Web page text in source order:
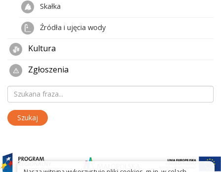
Skałka
Źródła i ujęcia wody
Kultura
Zgłoszenia